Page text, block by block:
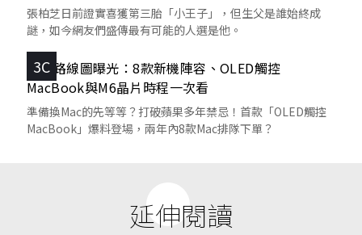
張柏芝日前證實喜獲第三胎「小王子」，但生父是誰始終成
謎，如今網友們盛傳最有可能的人選是他。
3C
蘋果路線圖曝光：8款新機陣容、OLED觸控
MacBook與M6晶片時程一次看
準備換Mac的先等等？打破蘋果多年禁忌！首款「OLED觸控
MacBook」爆料登場，兩年內8款Mac排隊下單？
延伸閱讀